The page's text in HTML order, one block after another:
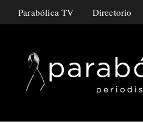
Parabólica TV Directorio